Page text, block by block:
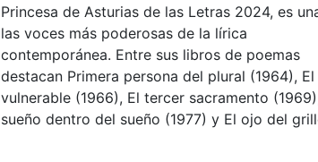
Princesa de Asturias de las Letras 2024, es
las voces más poderosas de la lírica
contemporánea. Entre sus libros de poemas
destacan Primera persona del plural (1964),
vulnerable (1966), El tercer sacramento
sueño dentro del sueño (1977) y El ojo del